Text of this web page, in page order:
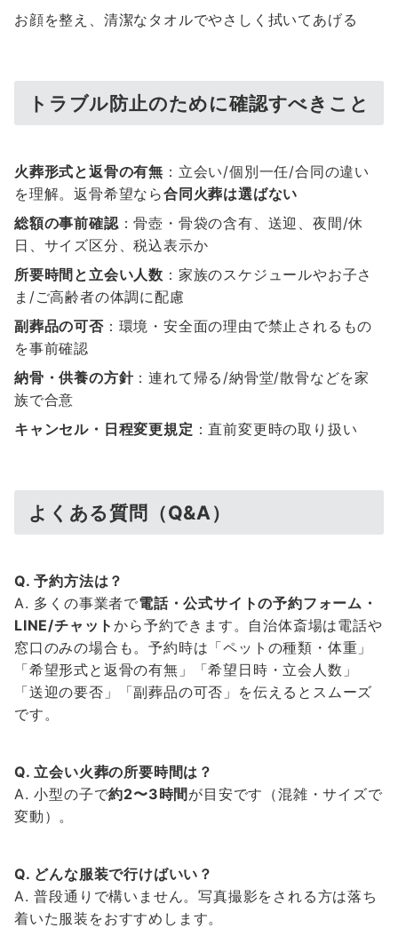
お顔を整え、清潔なタオルでやさしく拭いてあげる
トラブル防止のために確認すべきこと
火葬形式と返骨の有無 ：立会い/個別一任/合同の違い
を理解。返骨希望なら合同火葬は選ばない
総額の事前確認 ：骨壺・骨袋の含有、送迎、夜間/休
日、サイズ区分、税込表示か
所要時間と立会い人数 ：家族のスケジュールやお子さ
ま/ご高齢者の体調に配慮
副葬品の可否：環境・安全面の理由で禁止されるもの
を事前確認
納骨・供養の方針：連れて帰る/納骨堂/散骨などを家
族で合意
キャンセル・日程変更規定 ：直前変更時の取り扱い
よくある質問（Q&A）
Q. 予約方法は？
A. 多くの事業者で電話・公式サイトの予約フォーム・
LINE/チャットから予約できます。自治体斎場は電話や
窓口のみの場合も。予約時は「ペットの種類・体重」
「希望形式と返骨の有無」「希望日時・立会人数」
「送迎の要否」「副葬品の可否」を伝えるとスムーズ
です。
Q. 立会い火葬の所要時間は？
A. 小型の子で約2〜3時間が目安です（混雑・サイズで
変動）。
Q. どんな服装で行けばいい？
A. 普段通りで構いません。写真撮影をされる方は落ち
着いた服装をおすすめします。